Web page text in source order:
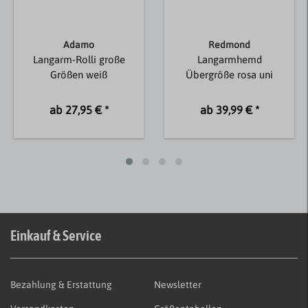
Adamo
Langarm-Rolli große
Größen weiß
ab 27,95 € *
Redmond
Langarmhemd
Übergröße rosa uni
ab 39,99 € *
Einkauf & Service
Bezahlung & Erstattung Newsletter